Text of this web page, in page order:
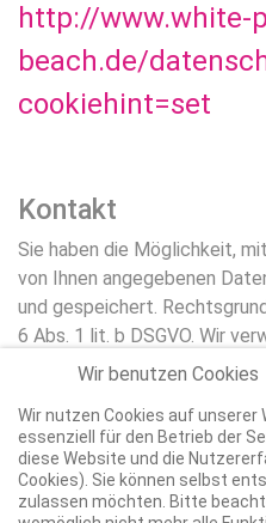
http://www.white-
beach.de/
cookiehint=set
Kontakt
Sie haben die Möglichkeit,
von Ihnen angegebenen
und gespeichert.
6 Abs. 1 lit. b DSGVO. Wir
ausschließlich zur
Wir benutzen Cookies
Wir nutzen Cookies auf unserer
essenziell für den Betrieb der
diese Website und die
Cookies). Sie können selbst
zulassen möchten. Bitte